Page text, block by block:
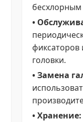
•
фиксаторов
головки.
• Замена
• Хранение: